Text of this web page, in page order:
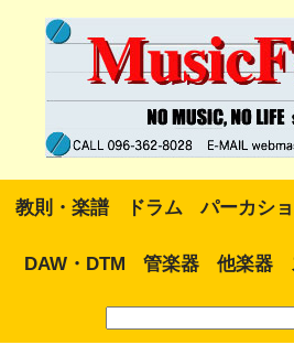
教則・楽譜 ドラム パーカシ
DAW・DTM 管楽器 他楽器